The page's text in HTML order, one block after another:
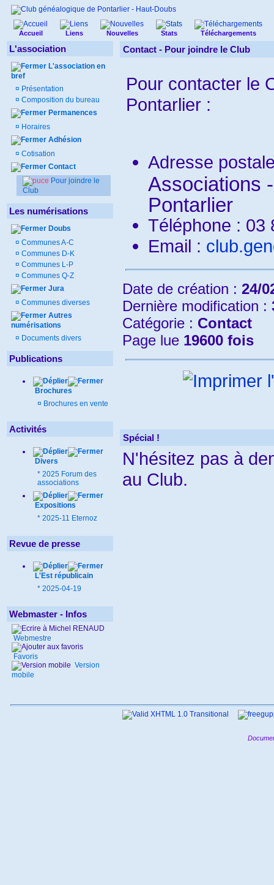
Accueil Liens Nouvelles Stats Téléchargements
L'association
L'association en
bref
¤ Présentation
¤ Composition du bureau
Permanences
¤ Horaires
Adhésion
¤ Cotisation
Contact
Pour joindre le
Club
Les numérisations
Doubs
¤ Communes A-C
¤ Communes D-K
¤ Communes L-P
¤ Communes Q-Z
Jura
¤ Communes diverses
Autres
numérisations
¤ Documents divers
Publications
Brochures
¤ Brochures en vente
Activités
Divers
* 2025 Forum des
associations
Expositions
* 2025-11 Eternoz
Revue de presse
L'Est républicain
* 2025-04-19
Webmaster - Infos
Webmestre
Favoris
Version
mobile
Contact - Pour joindre le Club
Pour contacter le
Pontarlier :
Adresse
Associations
Pontarlier
Téléphone :
Email :
Date de création : 24/
Dernière modification :
Catégorie : Contact
Page lue 19600 fois
Spécial !
N'hésitez pas à
au Club.